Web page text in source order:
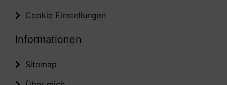
Cookie Einstellungen
Informationen
Sitemap